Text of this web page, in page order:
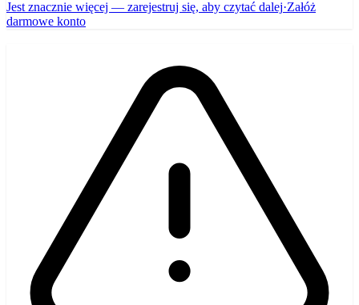
Jest znacznie więcej — zarejestruj się, aby czytać dalej·Załóż
darmowe konto